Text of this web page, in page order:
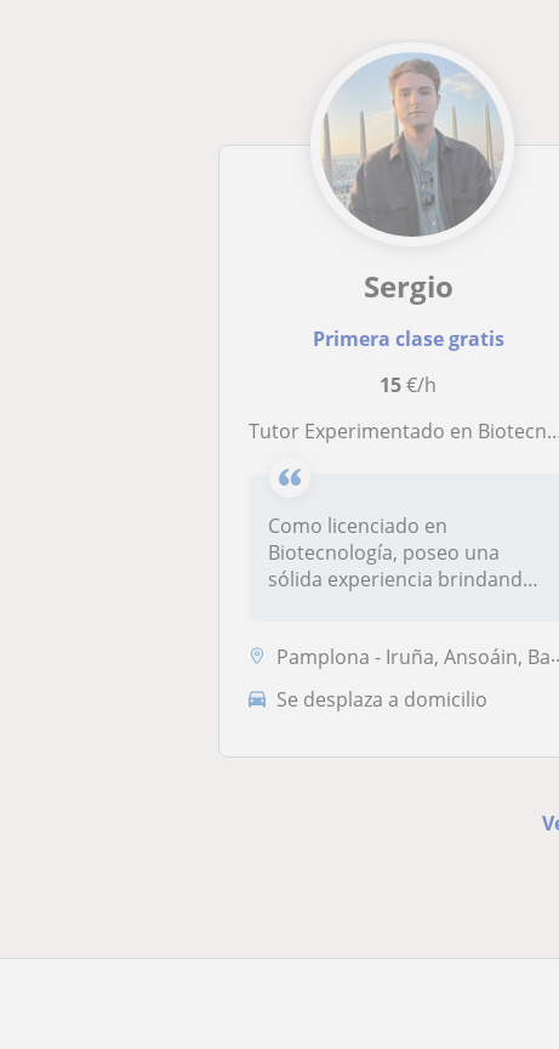
Sergio
Primera clase gratis
15€/h
Tutor Experimentado en Biotecnología Ofrece Clases Personalizadas: Ciencias, Ciencias Sociales e Idiomas
Como licenciado en
Biotecnología, poseo una
sólida experiencia brindando
Pamplona - Iruña, Ansoáin, Barañain, Burlada - Burlata
Se desplaza a domicilio